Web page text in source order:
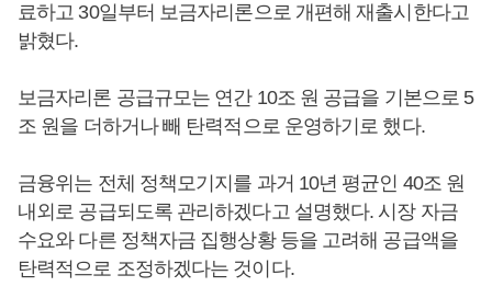
료하고 30일부터 보금자리론으로 개편해 재출시한다고
밝혔다.
보금자리론 공급규모는 연간 10조 원 공급을 기본으로 5
조 원을 더하거나 빼 탄력적으로 운영하기로 했다.
금융위는 전체 정책모기지를 과거 10년 평균인 40조 원
내외로 공급되도록 관리하겠다고 설명했다. 시장 자금
수요와 다른 정책자금 집행상황 등을 고려해 공급액을
탄력적으로 조정하겠다는 것이다.